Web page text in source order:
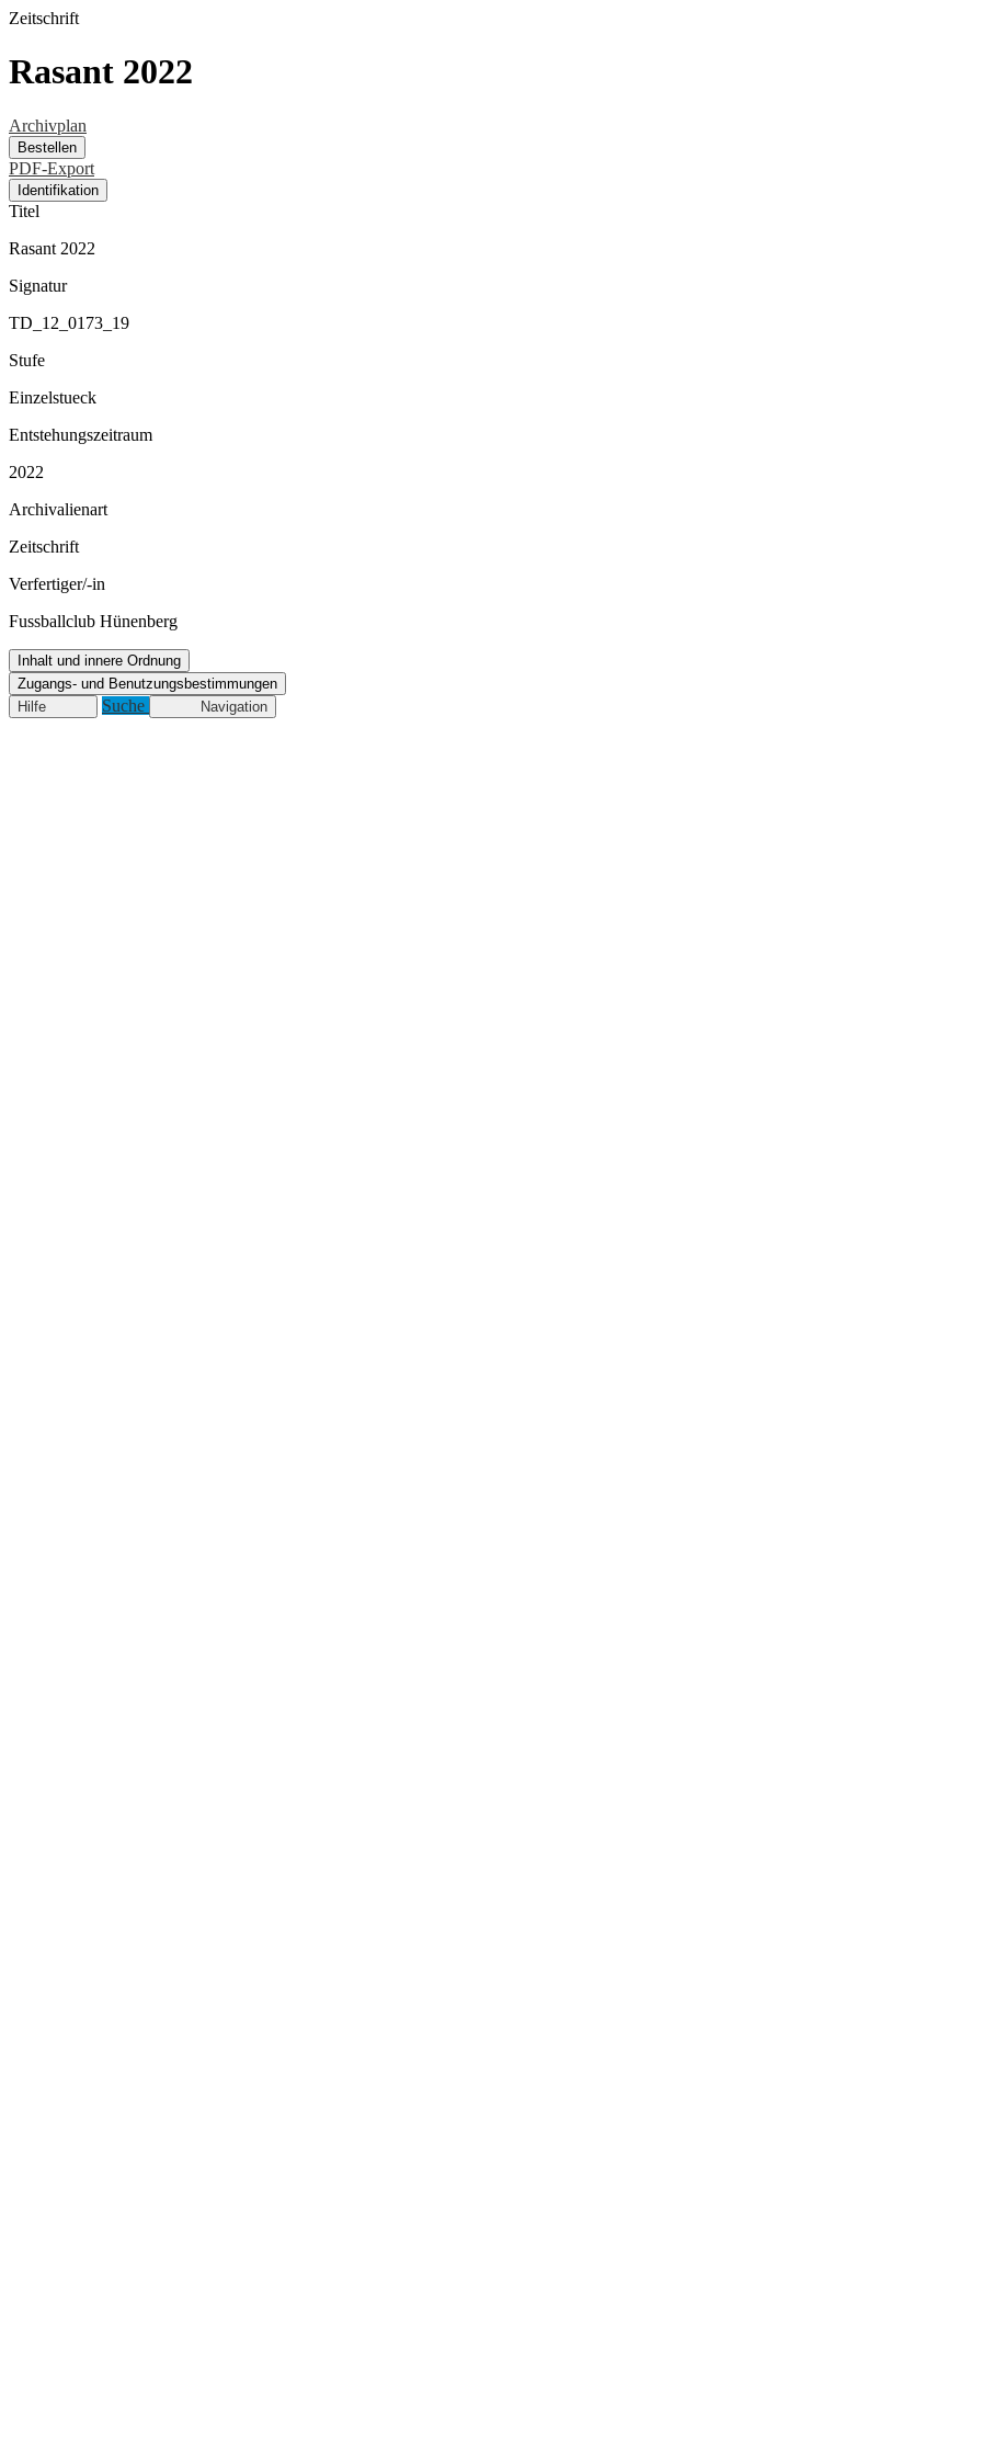
Zeitschrift
Rasant 2022
Archivplan
Bestellen
PDF-Export
Identifikation
Titel
Rasant 2022
Signatur
TD_12_0173_19
Stufe
Einzelstueck
Entstehungszeitraum
2022
Archivalienart
Zeitschrift
Verfertiger/-in
Fussballclub Hünenberg
Inhalt und innere Ordnung
Zugangs- und Benutzungsbestimmungen
Hilfe
Suche Navigation